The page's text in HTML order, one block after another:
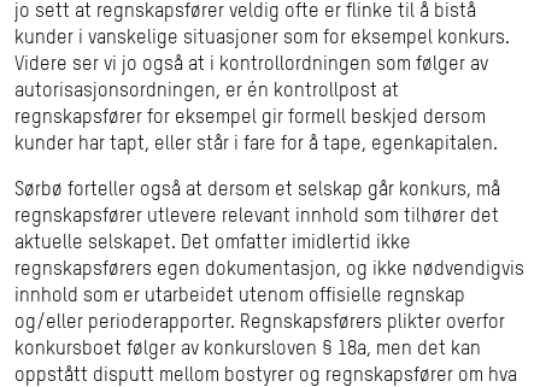
jo sett at regnskapsfører veldig ofte er flinke til å bistå
kunder i vanskelige situasjoner som for eksempel konkurs.
Videre ser vi jo også at i kontrollordningen som følger av
autorisasjonsordningen, er én kontrollpost at
regnskapsfører for eksempel gir formell beskjed dersom
kunder har tapt, eller står i fare for å tape, egenkapitalen.
Sørbø forteller også at dersom et selskap går konkurs, må
regnskapsfører utlevere relevant innhold som tilhører det
aktuelle selskapet. Det omfatter imidlertid ikke
regnskapsførers egen dokumentasjon, og ikke nødvendigvis
innhold som er utarbeidet utenom offisielle regnskap
og/eller perioderapporter. Regnskapsførers plikter overfor
konkursboet følger av konkursloven § 18a, men det kan
oppstått disputt mellom bostyrer og regnskapsfører om hva